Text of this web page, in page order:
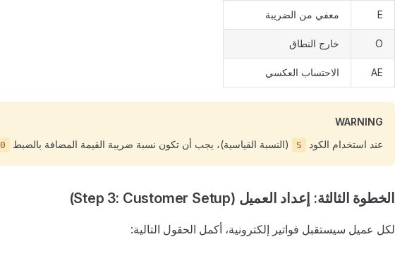
E معفي من الضريبة
O خارج النطاق
AE الاحتساب العكسي
WARNING
عند استخدام الكود
S (النسبة القياسية)، يجب أن تكون نسبة ضريبة القيمة المضافة بالضبط
الخطوة الثالثة: إعداد العميل (Step 3: Customer Setup)
لكل عميل سيستقبل فواتير إلكترونية، أكمل الحقول التالية: